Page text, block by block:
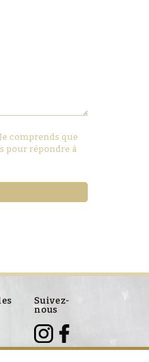
comprends que
pour répondre à
Suivez-
nous